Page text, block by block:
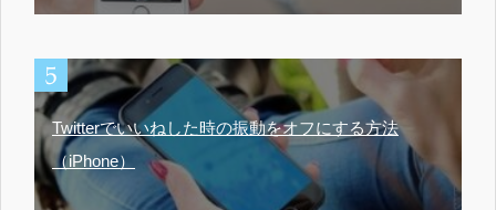
Twitterでいいねした時の振動をオフにする方法
（iPhone）